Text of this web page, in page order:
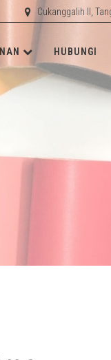
Cukanggalih II,
HUBUNGI